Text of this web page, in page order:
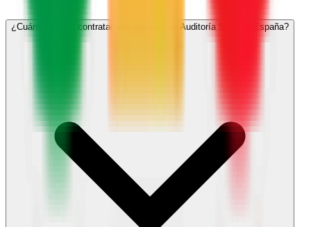
¿Cuánto cuesta contratar una agencia de Auditoría SEO en España?